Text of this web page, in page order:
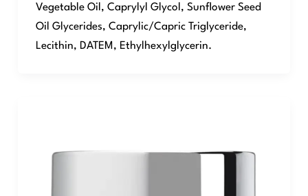
Vegetable Oil, Caprylyl Glycol, Sunflower Seed
Oil Glycerides, Caprylic/Capric Triglyceride,
Lecithin, DATEM, Ethylhexylglycerin.